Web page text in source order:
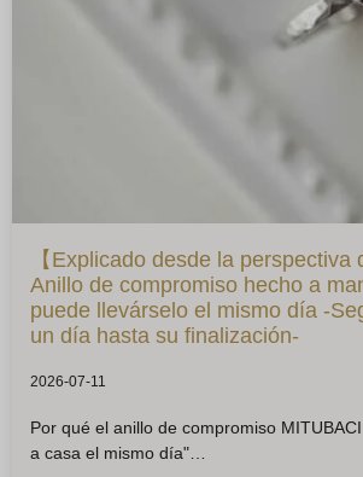
【Explicado desde la perspectiva
Anillo de compromiso hecho a
puede llevárselo el mismo día -
un día hasta su finalización-
2026-07-11
Por qué el anillo de compromiso
a casa el mismo día"